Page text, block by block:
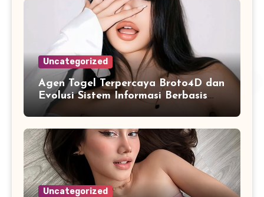
Uncategorized
Agen Togel Terpercaya Broto4D dan
Evolusi Sistem Informasi Berbasis
Platform Online
Uncategorized